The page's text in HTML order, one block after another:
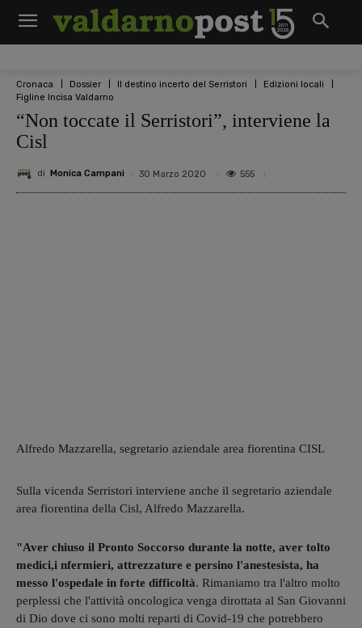
Cronaca Dossier Il destino incerto del Serristori
Edizioni locali
Figline Incisa Valdarno
“Non toccate il Serristori”, interviene la
Cisl
di Monica Campani 30 Marzo 2020 555
Alfredo Mazzarella, segretario aziendale area fiorentina CISL
Sulla vicenda Serristori interviene anche il segretario aziendale
area fiorentina della Cisl, Alfredo Mazzarella.
"Aver chiuso il Pronto Soccorso durante la notte, aver tolto
medici,i nfermieri, attrezzature e persino l'anestesista, ha
messo l'ospedale in forte difficoltà. Rimaniamo tra l'altro molto
perplessi che l'attività oncologica venga dirottata al San Giovanni
di Dio dove ci sono molti reparti di Covid-19 che potrebbero